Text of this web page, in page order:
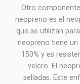
Otro
neopreno es el
que se utilizan
neopreno tiene
150% y es
velcro. El
selladas. Este